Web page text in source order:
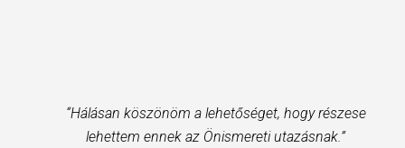
“Hálásan köszönöm a lehetőséget, hogy részese
lehettem ennek az Önismereti utazásnak.”